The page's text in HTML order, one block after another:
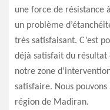
une force de résistance
un problème
très satisfaisant. C’est
déjà satisfait du
notre zone
satisfaire. Nous
région de Madiran.